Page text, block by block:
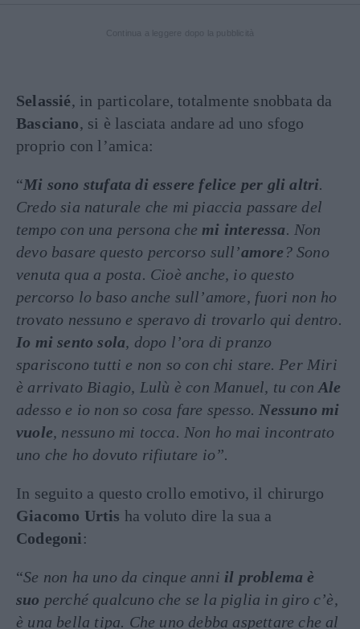
Selassié, in particolare, totalmente snobbata da
Basciano, si è lasciata andare ad uno sfogo
proprio con l’amica:
“Mi sono stufata di essere felice per gli altri.
Credo sia naturale che mi piaccia passare del
tempo con una persona che mi interessa. Non
devo basare questo percorso sull’amore ? Sono
venuta qua a posta. Cioè anche, io questo
percorso lo baso anche sull’amore, fuori non ho
trovato nessuno e speravo di trovarlo qui dentro.
Io mi sento sola, dopo l’ora di pranzo
spariscono tutti e non so con chi stare. Per Miri
è arrivato Biagio, Lulù è con Manuel, tu conAle
adesso e io non so cosa fare spesso. Nessuno mi
vuole, nessuno mi tocca. Non ho mai incontrato
uno che ho dovuto rifiutare io”.
In seguito a questo crollo emotivo, il chirurgo
Giacomo Urtis ha voluto dire la sua a
Codegoni :
“Se non ha uno da cinque anni il problema è
suo perché qualcuno che se la piglia in giro c’è,
è una bella tipa. Che uno debba aspettare che al